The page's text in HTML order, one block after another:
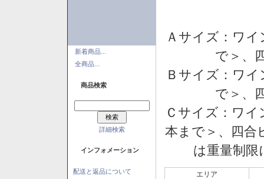
新着商品...
全商品...
商品検索
詳細検索
インフォメーション
配送と返品について
Ａサイズ：ワ
で＞、
Ｂサイズ：ワ
で＞、
Ｃサイズ：ワイ
本まで＞、四
は重量制
エリア